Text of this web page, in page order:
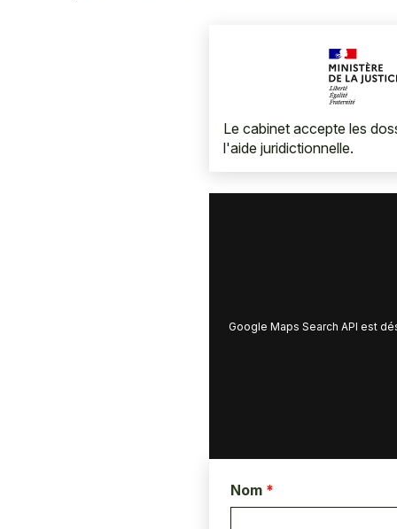
Le cabinet accepte les
l'aide juridictionnelle.
Google Maps Search API est
Nom *